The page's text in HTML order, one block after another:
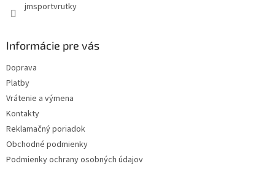
jmsportvrutky
Informácie pre vás
Doprava
Platby
Vrátenie a výmena
Kontakty
Reklamačný poriadok
Obchodné podmienky
Podmienky ochrany osobných údajov